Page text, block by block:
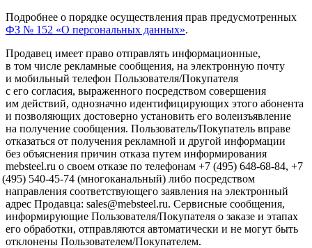
Подробнее о порядке осуществления прав предусмотренных
ФЗ № 152 «О персональных данных».
Продавец имеет право отправлять информационные,
в том числе рекламные сообщения, на электронную почту
и мобильный телефон Пользователя/Покупателя
с его согласия, выраженного посредством совершения
им действий, однозначно идентифицирующих этого абонента
и позволяющих достоверно установить его волеизъявление
на получение сообщения. Пользователь/Покупатель вправе
отказаться от получения рекламной и другой информации
без объяснения причин отказа путем информирования
mebsteel.ru о своем отказе по телефонам +7 (495) 648-68-84, +7
(495) 540-45-74 (многоканальный) либо посредством
направления соответствующего заявления на электронный
адрес Продавца: sales@mebsteel.ru. Сервисные сообщения,
информирующие Пользователя/Покупателя о заказе и этапах
его обработки, отправляются автоматически и не могут быть
отклонены Пользователем/Покупателем.